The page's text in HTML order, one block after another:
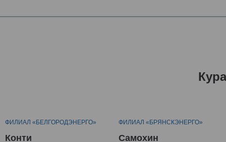
ФИЛИАЛ «БЕЛГОРОДЭНЕРГО»
Конти
ФИЛИАЛ «БРЯНСКЭНЕРГО»
Самохин